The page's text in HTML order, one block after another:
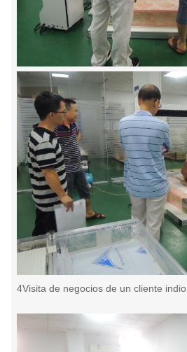
4Visita de negocios de un cliente indio